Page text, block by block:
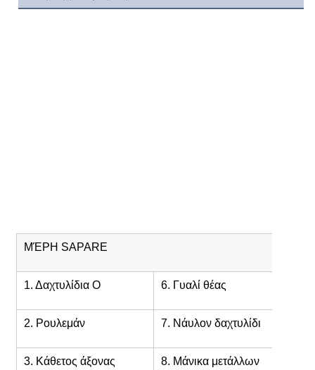
ΜΈΡΗ SAPARE
1. Δαχτυλίδια Ο 6. Γυαλί θέας
2. Ρουλεμάν 7. Νάυλον δαχτυλίδι
3. Κάθετος άξονας 8. Μάνικα μετάλλων